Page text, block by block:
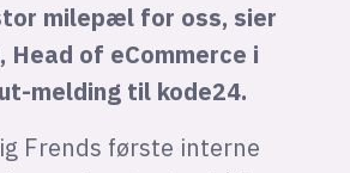
milepæl for oss, sier
Head of eCommerce i
melding til kode24.
Frends første interne